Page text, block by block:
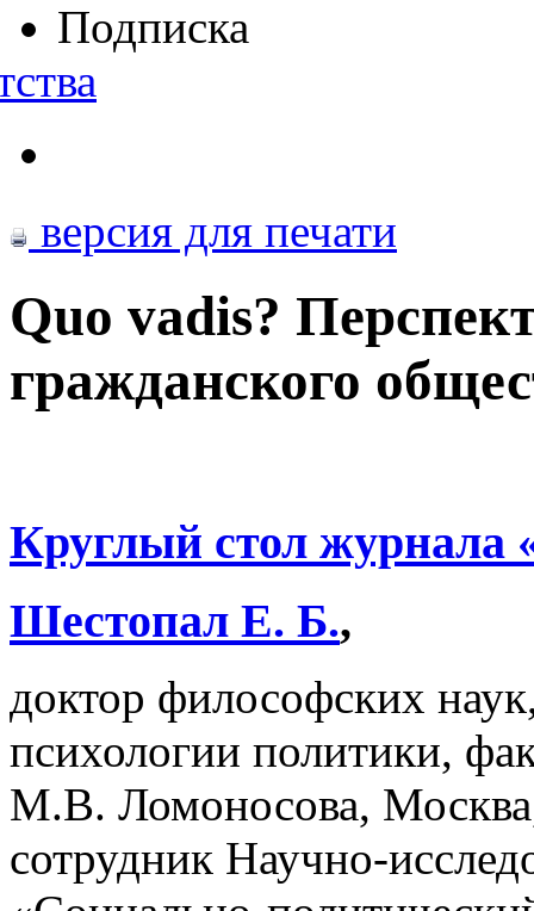
Подписка
версия для печати
Quo vadis?
гражданского
Круглый стол
Шестопал Е. Б.,
доктор философских
психологии политики,
М.В. Ломоносова,
сотрудник Научно-